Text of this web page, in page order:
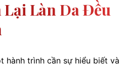
Làn Da Đều
hành trình cần sự hiểu biết và